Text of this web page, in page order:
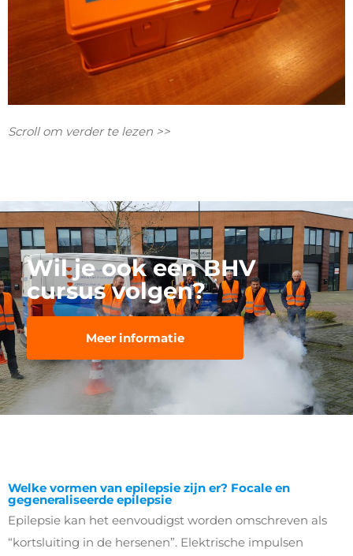
Scroll om verder te lezen >>
Wil je ook een BHV
cursus volgen?
Meer informatie
Welke vormen van epilepsie zijn er? Focale en
gegeneraliseerde epilepsie
Epilepsie kan het eenvoudigst worden omschreven als
“kortsluiting in de hersenen”. Elektrische impulsen